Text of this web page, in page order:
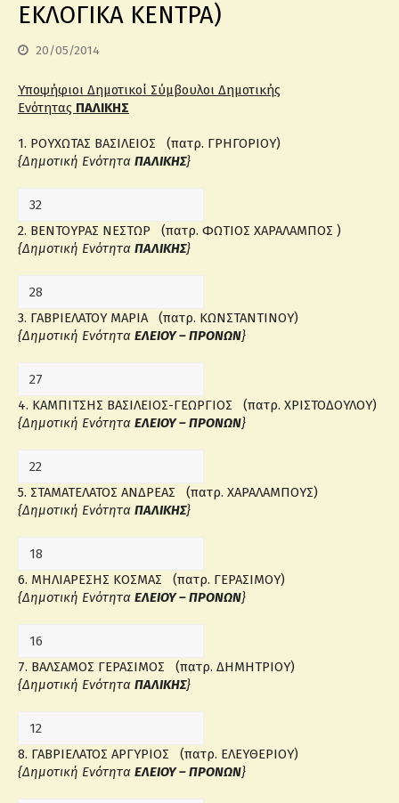
ΕΚΛΟΓΙΚΑ ΚΕΝΤΡΑ)
20/05/2014
Υποψήφιοι Δημοτικοί Σύμβουλοι Δημοτικής
Ενότητας ΠΑΛΙΚΗΣ
1. ΡΟΥΧΩΤΑΣ ΒΑΣΙΛΕΙΟΣ (πατρ. ΓΡΗΓΟΡΙΟΥ)
{Δημοτική Ενότητα ΠΑΛΙΚΗΣ}
2. ΒΕΝΤΟΥΡΑΣ ΝΕΣΤΩΡ (πατρ. ΦΩΤΙΟΣ ΧΑΡΑΛΑΜΠΟΣ )
{Δημοτική Ενότητα ΠΑΛΙΚΗΣ}
3. ΓΑΒΡΙΕΛΑΤΟΥ ΜΑΡΙΑ (πατρ. ΚΩΝΣΤΑΝΤΙΝΟΥ)
{Δημοτική Ενότητα ΕΛΕΙΟΥ – ΠΡΟΝΩΝ}
4. ΚΑΜΠΙΤΣΗΣ ΒΑΣΙΛΕΙΟΣ-ΓΕΩΡΓΙΟΣ (πατρ. ΧΡΙΣΤΟΔΟΥΛΟΥ)
{Δημοτική Ενότητα ΕΛΕΙΟΥ – ΠΡΟΝΩΝ}
5. ΣΤΑΜΑΤΕΛΑΤΟΣ ΑΝΔΡΕΑΣ (πατρ. ΧΑΡΑΛΑΜΠΟΥΣ)
{Δημοτική Ενότητα ΠΑΛΙΚΗΣ}
6. ΜΗΛΙΑΡΕΣΗΣ ΚΟΣΜΑΣ (πατρ. ΓΕΡΑΣΙΜΟΥ)
{Δημοτική Ενότητα ΕΛΕΙΟΥ – ΠΡΟΝΩΝ}
7. ΒΑΛΣΑΜΟΣ ΓΕΡΑΣΙΜΟΣ (πατρ. ΔΗΜΗΤΡΙΟΥ)
{Δημοτική Ενότητα ΠΑΛΙΚΗΣ}
8. ΓΑΒΡΙΕΛΑΤΟΣ ΑΡΓΥΡΙΟΣ (πατρ. ΕΛΕΥΘΕΡΙΟΥ)
{Δημοτική Ενότητα ΕΛΕΙΟΥ – ΠΡΟΝΩΝ}